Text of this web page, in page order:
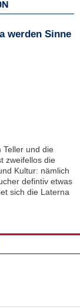
werden Sinne
Teller und die
zweifellos die
Kultur: nämlich
defintiv etwas
sich die Laterna